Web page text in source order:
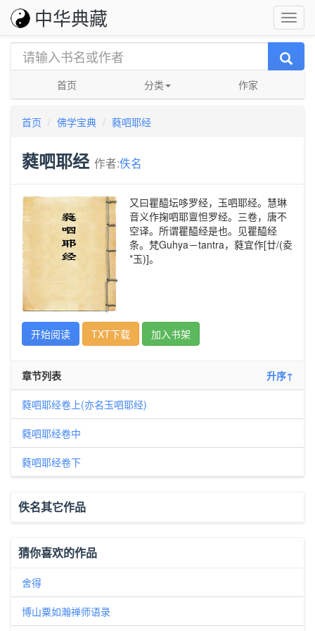
中华典藏
首页 分类 作家
首页 佛学宝典 蕤呬耶经
蕤呬耶经 作者:佚名
又曰瞿醯坛哆罗经，玉呬耶经。慧琳
音义作掬呬耶亶怛罗经。三卷，唐不
空译。所谓瞿醯经是也。见瞿醯经
条。梵Guhya－tantra，蕤宜作[廿/(夌
*玉)]。
开始阅读 TXT下载 加入书架
章节列表 升序↑
蕤呬耶经卷上(亦名玉呬耶经)
蕤呬耶经卷中
蕤呬耶经卷下
佚名其它作品
猜你喜欢的作品
舍得
博山粟如瀚禅师语录